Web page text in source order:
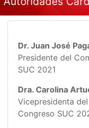
Dr. Juan José
Presidente del
SUC 2021
Dra. Carolina
Vicepresidenta
Congreso SUC